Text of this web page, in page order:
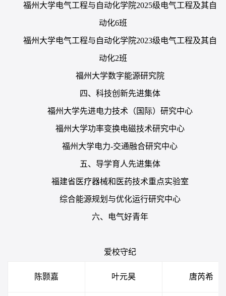
福州大学电气工程与自动化学院2025级电气工程及其自
动化6班
福州大学电气工程与自动化学院2023级电气工程及其自
动化2班
福州大学数字能源研究院
四、科技创新先进集体
福州大学先进电力技术（国际）研究中心
福州大学功率变换电磁技术研究中心
福州大学电力-交通融合研究中心
五、导学育人先进集体
福建省医疗器械和医药技术重点实验室
综合能源规划与优化运行研究中心
六、 电气好青年
爱校守纪
陈颢嘉 叶元昊 唐芮希